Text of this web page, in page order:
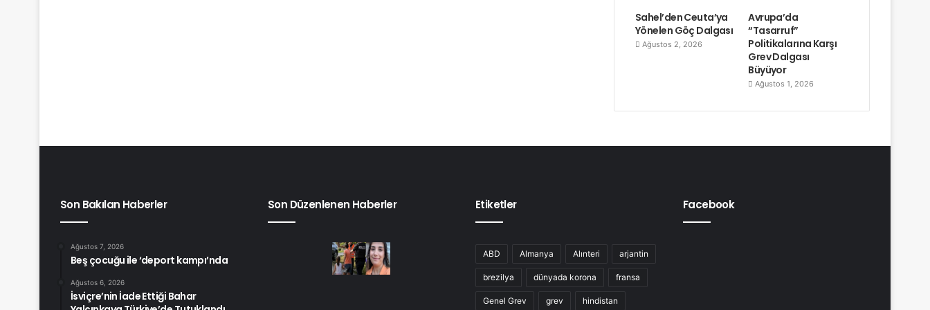
Sahel’den Ceuta’ya
Yönelen Göç Dalgası
Ağustos 2, 2026
Avrupa’da
“Tasarruf”
Politikalarına Karşı
Grev Dalgası
Büyüyor
Ağustos 1, 2026
Son Bakılan Haberler
Ağustos 7, 2026
Beş çocuğu ile ‘deport kampı’nda
Ağustos 6, 2026
İsviçre’nin İade Ettiği Bahar
Son Düzenlenen Haberler Etiketler
ABD Almanya Alınteri arjantin
brezilya dünyada korona fransa
Genel Grev grev hindistan
Facebook